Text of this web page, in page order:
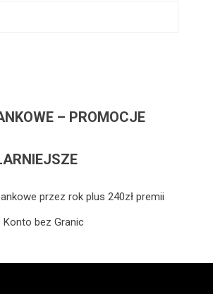
– PROMOCJE
przez rok plus 240zł premii
Konto bez Granic